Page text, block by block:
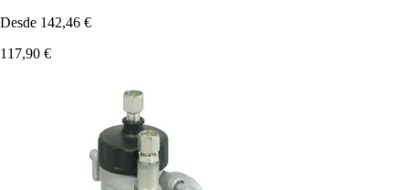
Desde 142,46 €
117,90 €